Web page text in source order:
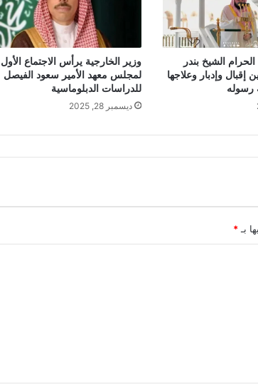
الشيخ بندر
إقبال وإدبار وعلاجها
رسوله
وزير الخارجية يرأس الاجتماع الأول
لمجلس معهد الأمير سعود الفيصل
للدراسات الدبلوماسية
ديسمبر 28, 2025
بـ*